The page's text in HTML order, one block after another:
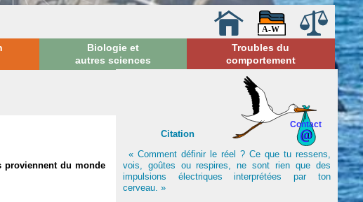
Biologie et
autres sciences
Troubles du
comportement
proviennent du monde
Contact
Citation
« Comment définir le réel ? Ce que tu ressens,
vois, goûtes ou respires, ne sont rien que des
impulsions électriques interprétées par ton
cerveau. »